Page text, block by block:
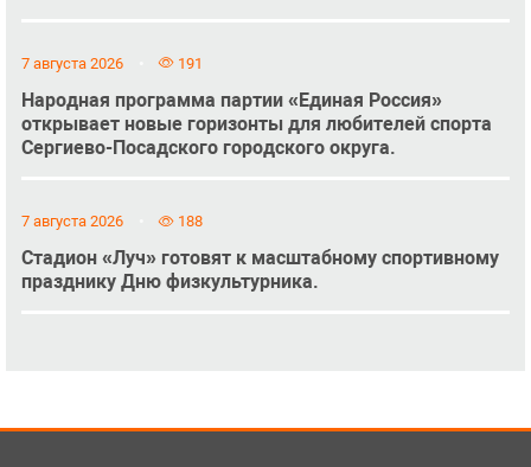
7 августа 2026 191
Народная программа партии «Единая Россия»
открывает новые горизонты для любителей спорта
Сергиево-Посадского городского округа.
7 августа 2026 188
Стадион «Луч» готовят к масштабному спортивному
празднику Дню физкультурника.